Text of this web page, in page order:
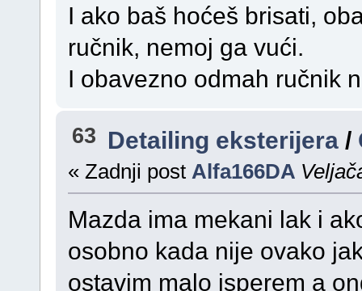
I ako baš hoćeš brisati,
ručnik, nemoj ga vući.
I obavezno odmah ručnik
63 Detailing eksterijera /
« Zadnji post Alfa166DA
Mazda ima mekani lak i
osobno kada nije ovako
ostavim malo isperem a